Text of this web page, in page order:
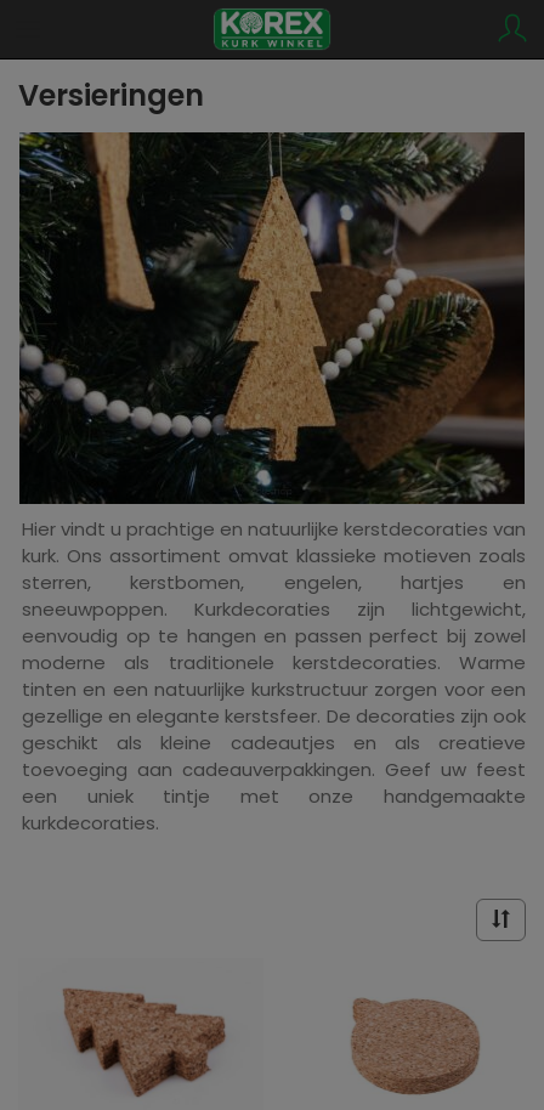
Versieringen
Hier vindt u prachtige en natuurlijke kerstdecoraties van
kurk. Ons assortiment omvat klassieke motieven zoals
sterren, kerstbomen, engelen, hartjes en
sneeuwpoppen. Kurkdecoraties zijn lichtgewicht,
eenvoudig op te hangen en passen perfect bij zowel
moderne als traditionele kerstdecoraties. Warme
tinten en een natuurlijke kurkstructuur zorgen voor een
gezellige en elegante kerstsfeer. De decoraties zijn ook
geschikt als kleine cadeautjes en als creatieve
toevoeging aan cadeauverpakkingen. Geef uw feest
een uniek tintje met onze handgemaakte
kurkdecoraties.